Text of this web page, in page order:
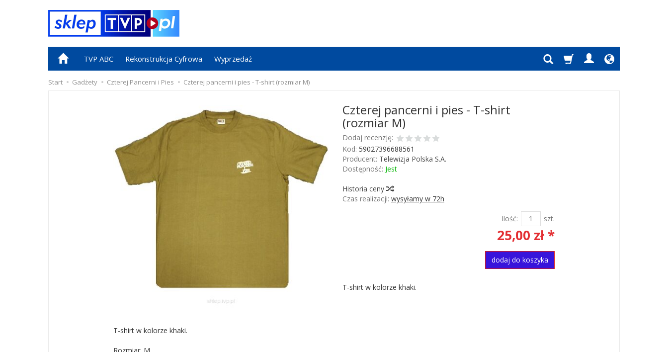
TVP ABC Rekonstrukcja Cyfrowa Wyprzedaż
Start Gadżety Czterej Pancerni i Pies Czterej pancerni i pies - T-shirt (rozmiar M)
Czterej pancerni i pies - T-shirt
(rozmiar M)
Dodaj recenzję:
Kod: 59027396688561
Producent: Telewizja Polska S.A.
Dostępność: Jest
Historia ceny
Czas realizacji: wysyłamy w 72h
Ilość: szt.
25,00 zł *
dodaj do koszyka
T-shirt w kolorze khaki.
T-shirt w kolorze khaki.